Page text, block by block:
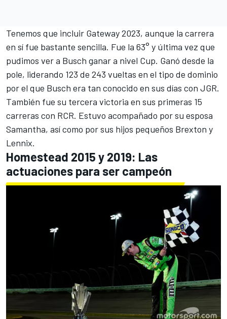
Tenemos que incluir Gateway 2023, aunque la carrera
en sí fue bastante sencilla. Fue la 63° y última vez que
pudimos ver a Busch ganar a nivel Cup. Ganó desde la
pole, liderando 123 de 243 vueltas en el tipo de dominio
por el que Busch era tan conocido en sus días con JGR.
También fue su tercera victoria en sus primeras 15
carreras con RCR. Estuvo acompañado por su esposa
Samantha, así como por sus hijos pequeños Brexton y
Lennix.
Homestead 2015 y 2019: Las
actuaciones para ser campeón